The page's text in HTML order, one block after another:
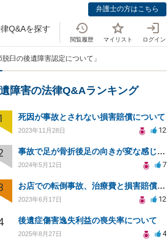
弁護士の方はこちら
Q&Aを探す
閲覧履歴 マイリスト ログイン
臼の後遺障害認定について」
障害の法律Q&Aランキング
死因が事故とされない損害賠償について
2023年11月28日 12
事故で足が骨折後足の向きが変な感じに 後遺障害認定や慰謝料増額できるか
2024年5月12日 7
お店での転倒事故、治療費と損害賠償の相談方法は？
2023年6月17日 12
後遺症傷害逸失利益の喪失率について
2025年8月27日 4